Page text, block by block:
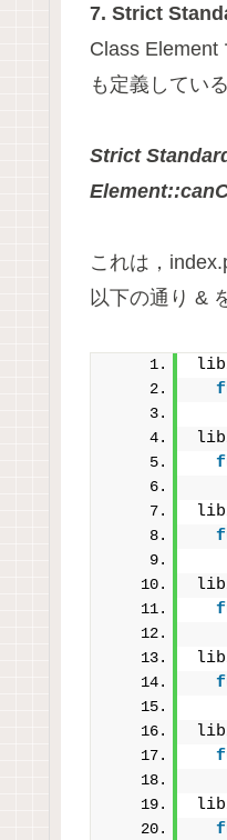
7. Strict
Class Element
も定義してい
Strict
これは，
以下の通り &